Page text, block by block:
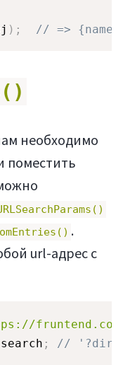
) ; // =>
необходимо
поместить
.
url-адрес с
search ; //